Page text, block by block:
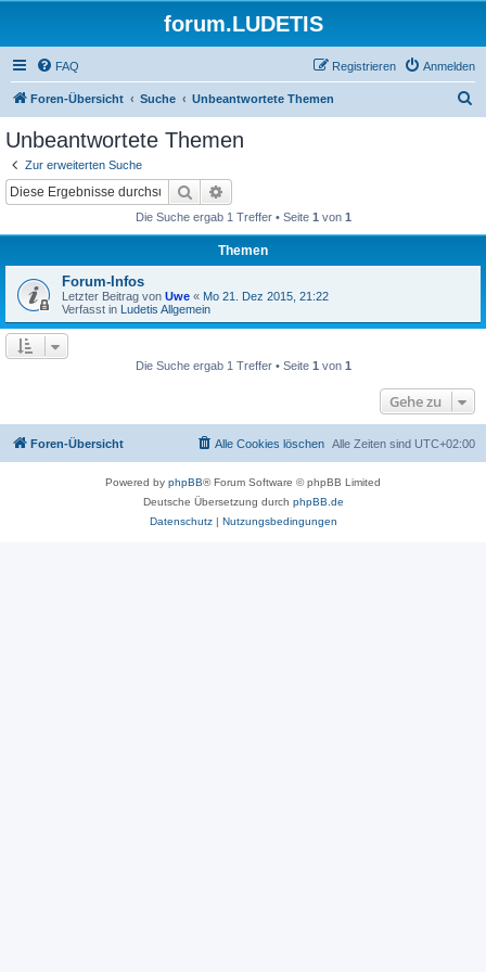
forum.LUDETIS
FAQ Anmelden
Registrieren
Foren-Übersicht Suche Unbeantwortete Themen
Unbeantwortete Themen
Zur erweiterten Suche
Suche
Die Suche ergab 1 Treffer • Seite 1 von 1
Themen
Forum-Infos
Letzter Beitrag von Uwe « Mo 21. Dez 2015, 21:22
Verfasst in Ludetis Allgemein
Die Suche ergab 1 Treffer • Seite 1 von 1
Gehe zu
Foren-Übersicht Alle Zeiten sind UTC+02:00
Alle Cookies löschen
Powered by phpBB® Forum Software © phpBB Limited
Deutsche Übersetzung durch phpBB.de
Datenschutz| Nutzungsbedingungen